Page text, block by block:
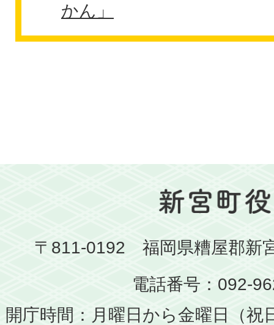
かん」
〒811-0192 福岡県糟屋郡新
電話番号：092-
開庁時間：月曜日から金曜日（祝